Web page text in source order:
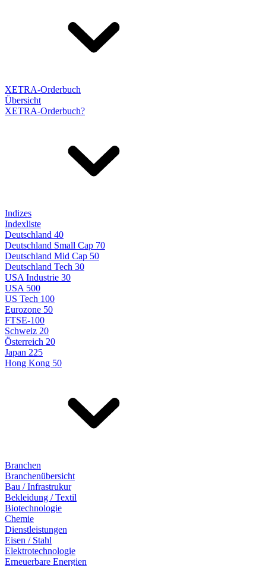
XETRA-Orderbuch
Übersicht
XETRA-Orderbuch?
Indizes
Indexliste
Deutschland 40
Deutschland Small Cap 70
Deutschland Mid Cap 50
Deutschland Tech 30
USA Industrie 30
USA 500
US Tech 100
Eurozone 50
FTSE-100
Schweiz 20
Österreich 20
Japan 225
Hong Kong 50
Branchen
Branchenübersicht
Bau / Infrastrukur
Bekleidung / Textil
Biotechnologie
Chemie
Dienstleistungen
Eisen / Stahl
Elektrotechnologie
Erneuerbare Energien